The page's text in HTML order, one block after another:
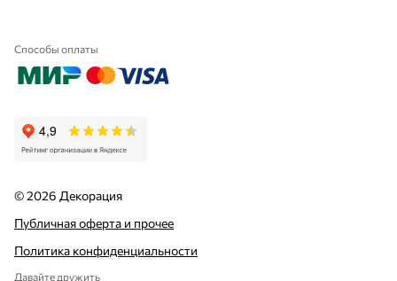
Способы оплаты
© 2026 Декорация
Публичная оферта и прочее
Политика конфиденциальности
Давайте дружить